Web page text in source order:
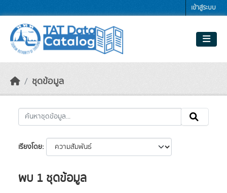
เข้าสู่ระบบ
ชุดข้อมูล
เรียงโดย
พบ 1 ชุดข้อมูล